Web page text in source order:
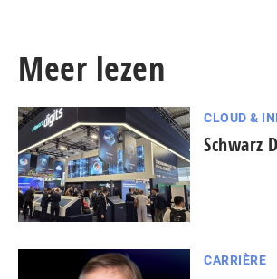
Meer lezen
CLOUD &
Schwarz
CARRIÈRE